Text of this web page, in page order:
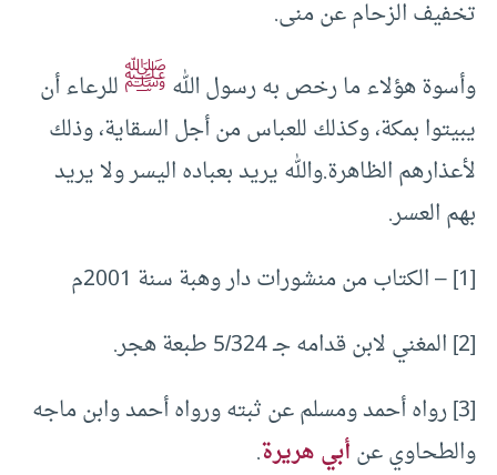
تخفيف الزحام عن منى.
وأسوة هؤلاء ما رخص به رسول اللهﷺللرعاء أن
يبيتوا بمكة، وكذلك للعباس من أجل السقاية، وذلك
لأعذارهم الظاهرة.والله يريد بعباده اليسر ولا يريد
بهم العسر.
[1] – الكتاب من منشورات دار وهبة سنة 2001م
[2] المغني لابن قدامه جـ 5/324 طبعة هجر.
[3] رواه أحمد ومسلم عن ثبته ورواه أحمد وابن ماجه
والطحاوي عنأبي هريرة.